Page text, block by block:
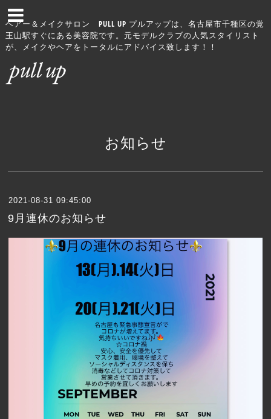
ヘアー＆メイクサロン PULL UP プルアップは、名古屋市千種区の覚
王山駅すぐにある美容院です。元モデルクラブの人気スタイリスト
が、メイクやヘアをトータルにアドバイス致します！！
お知らせ
2021-08-31 09:45:00
9月連休のお知らせ